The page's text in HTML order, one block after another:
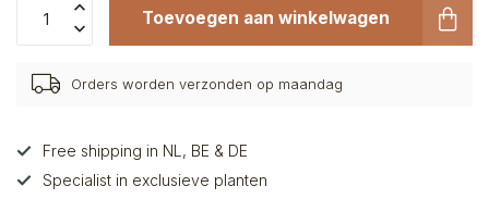
Toevoegen aan winkelwagen
Orders worden verzonden op maandag
Free shipping in NL, BE & DE
Specialist in exclusieve planten